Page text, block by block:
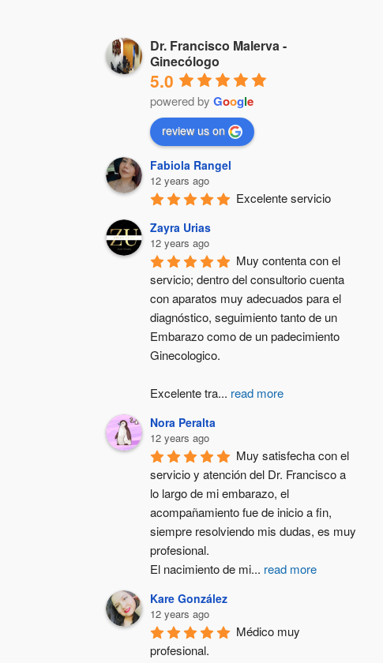
Dr. Francisco Malerva -
Ginecólogo
5.0
powered byGoogle
review us on
Fabiola Rangel
12 years ago
Excelente servicio
Zayra Urias
12 years ago
Muy contenta con el
servicio; dentro del consultorio cuenta
con aparatos muy adecuados para el
diagnóstico, seguimiento tanto de un
Embarazo como de un padecimiento
Ginecologico.
Excelente tra... read more
Nora Peralta
12 years ago
Muy satisfecha con el
servicio y atención del Dr. Francisco a
lo largo de mi embarazo, el
acompañamiento fue de inicio a fin,
siempre resolviendo mis dudas, es muy
profesional.
El nacimiento de mi... read more
Kare González
12 years ago
Médico muy
profesional.